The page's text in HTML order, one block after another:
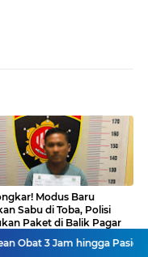
Modus Baru
Sabu di Toba, Polisi
Paket di Balik Pagar
hingga Pasien 2 Hari di IGD,